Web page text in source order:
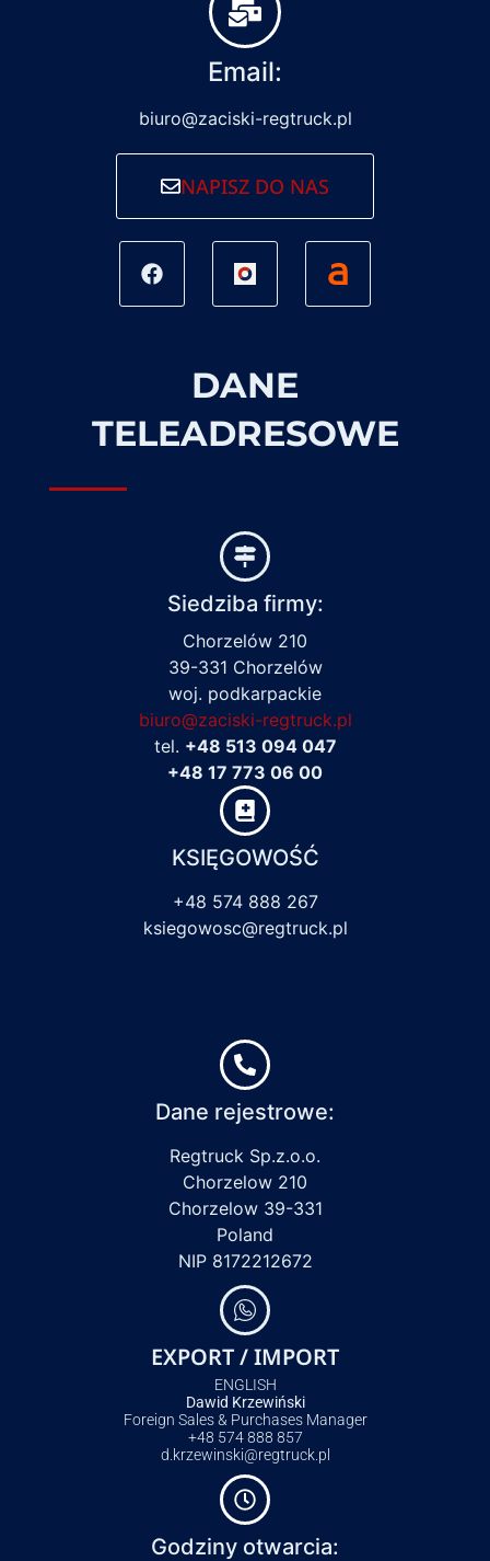
Email:
biuro@zaciski-regtruck.pl
NAPISZ DO NAS
DANE
TELEADRESOWE
Siedziba firmy:
Chorzelów 210
39-331 Chorzelów
woj. podkarpackie
biuro@zaciski-regtruck.pl
tel. +48 513 094 047
+48 17 773 06 00
KSIĘGOWOŚĆ
+48 574 888 267
ksiegowosc@regtruck.pl
Dane rejestrowe:
Regtruck Sp.z.o.o.
Chorzelow 210
Chorzelow 39-331
Poland
NIP 8172212672
EXPORT / IMPORT
ENGLISH
Dawid Krzewiński
Foreign Sales & Purchases Manager
+48 574 888 857
d.krzewinski@regtruck.pl
Godziny otwarcia: